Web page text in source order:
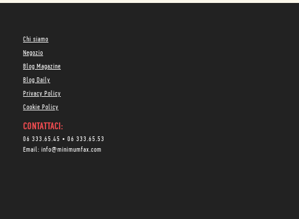
Chi siamo
Negozio
Blog Magazine
Blog Daily
Privacy Policy
Cookie Policy
CONTATTACI:
06 333.65.45 • 06 333.65.53
Email: info@minimumfax.com